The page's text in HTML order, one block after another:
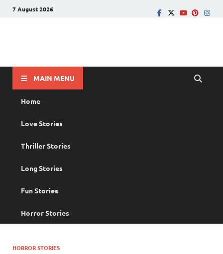
7 August 2026
MAIN MENU
Home
Love Stories
Thriller Stories
Long Stories
Fun Stories
Horror Stories
HORROR STORIES